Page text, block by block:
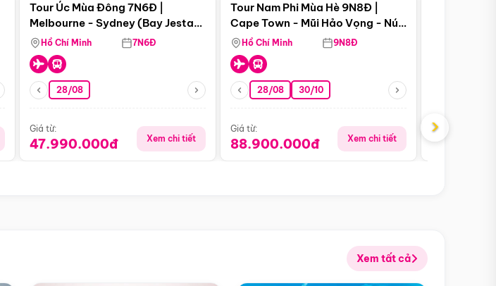
Tour Úc Mùa Đông 7N6Đ |
Melbourne - Sydney (Bay Jestar
Airways)
Hồ Chí Minh 7N6Đ
28/08
Giá từ:
47.990.000đ Xem chi tiết
Tour Nam Phi Mùa Hè 9N8Đ |
Cape Town - Mũi Hảo Vọng - Núi
Bàn - Johannesburg - Pretoria -
Safari - Lodge
Hồ Chí Minh 9N8Đ
28/08 30/10
Giá từ:
88.900.000đ Xem chi tiết
Giá từ:
›
Xem tất cả